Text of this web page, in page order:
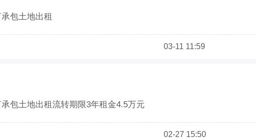
包土地出租
03-11 11:59
包土地出租流转期限3年租金4.5万元
02-27 15:50